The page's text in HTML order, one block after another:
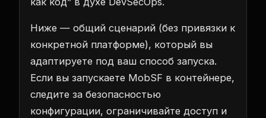
Ниже — общий сценарий (без привязки к
конкретной платформе), который вы
адаптируете под ваш способ запуска.
Если вы запускаете MobSF в контейнере,
следите за безопасностью
конфигурации, ограничивайте доступ и